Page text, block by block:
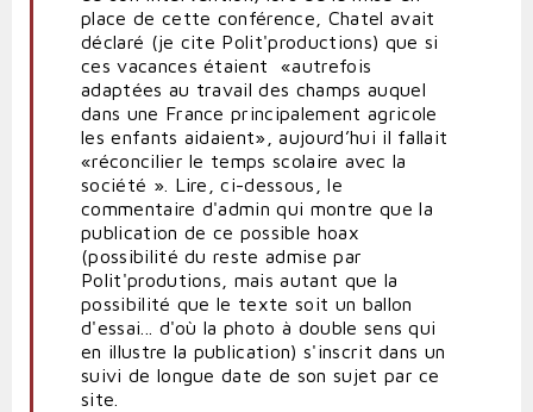
place de cette conférence, Chatel avait
déclaré (je cite Polit'productions) que si
ces vacances étaient «autrefois
adaptées au travail des champs auquel
dans une France principalement agricole
les enfants aidaient», aujourd’hui il fallait
«réconcilier le temps scolaire avec la
société ».
Lire, ci-dessous, le
commentaire d'admin qui montre que la
publication de ce possible hoax
(possibilité du reste admise par
Polit'produtions, mais autant que la
possibilité que le texte soit un ballon
d'essai... d'où la photo à double sens qui
en illustre la publication) s'inscrit dans un
suivi de longue date de son sujet par ce
site.